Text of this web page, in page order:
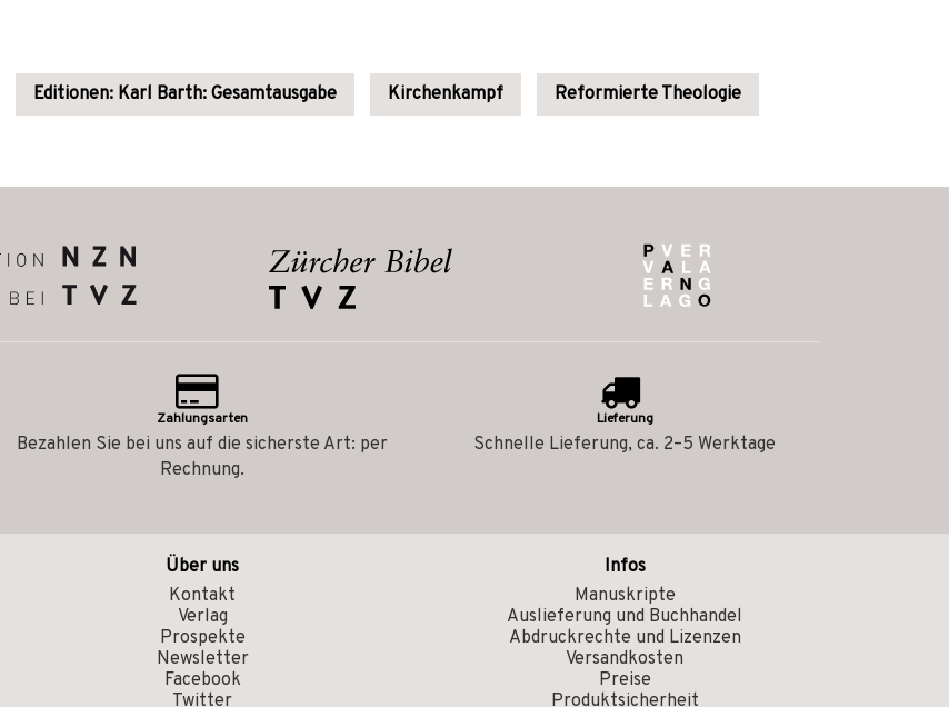
Editionen: Karl Barth: Gesamtausgabe Kirchenkampf Reformierte Theologie
Zahlungsarten
Bezahlen Sie bei uns auf die sicherste Art: per
Rechnung.
Lieferung
Schnelle Lieferung, ca. 2–5 Werktage
Über uns
Kontakt
Verlag
Prospekte
Newsletter
Facebook
Twitter
Infos
Manuskripte
Auslieferung und Buchhandel
Abdruckrechte und Lizenzen
Versandkosten
Preise
Produktsicherheit